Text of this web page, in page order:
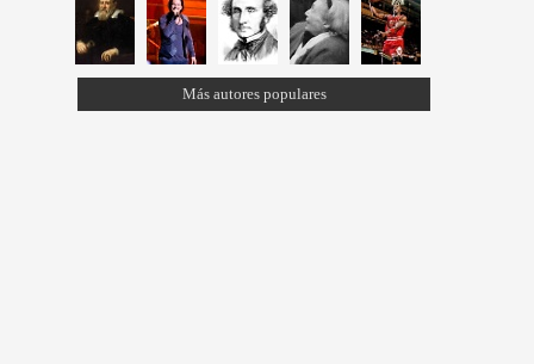
Más autores populares